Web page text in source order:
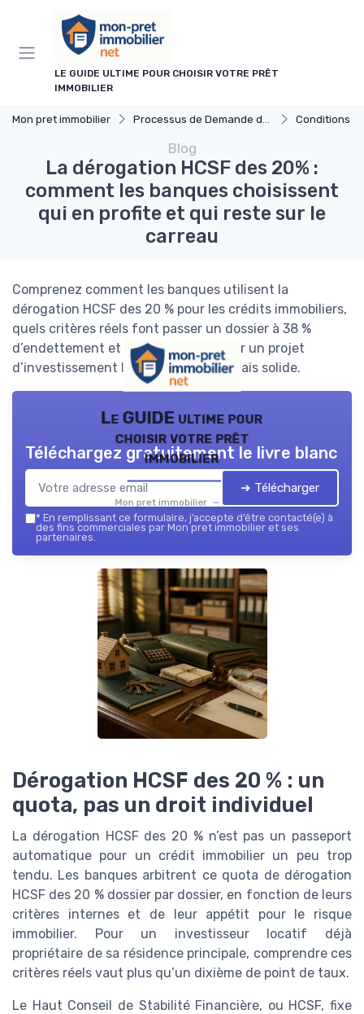
LE GUIDE ULTIME POUR CHOISIR VOTRE PRÊT
IMMOBILIER
Mon pret immobilier Processus de Demande de Prêt Conditions
Blog
La dérogation HCSF des 20% :
comment les banques choisissent
qui en profite et qui reste sur le
carreau
Comprenez comment les banques utilisent la
dérogation HCSF des 20 % pour les crédits immobiliers,
quels critères réels font passer un dossier à 38 %
d’endettement et comment présenter un projet
d’investissement locatif borderline mais solide.
Le GUIDE ultime pour
choisir votre prêt
immobilier
Mon pret immobilier — 2026
Téléchargez gratuitement le livre blanc
➔ Télécharger
* En remplissant ce formulaire, j’accepte d’être contacté(e) à
des fins commerciales par Mon pret immobilier et ses
partenaires.
Dérogation HCSF des 20 % : un
quota, pas un droit individuel
La dérogation HCSF des 20 % n’est pas un passeport
automatique pour un crédit immobilier un peu trop
tendu. Les banques arbitrent ce quota de dérogation
HCSF des 20 % dossier par dossier, en fonction de leurs
critères internes et de leur appétit pour le risque
immobilier. Pour un investisseur locatif déjà
propriétaire de sa résidence principale, comprendre ces
critères réels vaut plus qu’un dixième de point de taux.
Le Haut Conseil de Stabilité Financière, ou HCSF, fixe